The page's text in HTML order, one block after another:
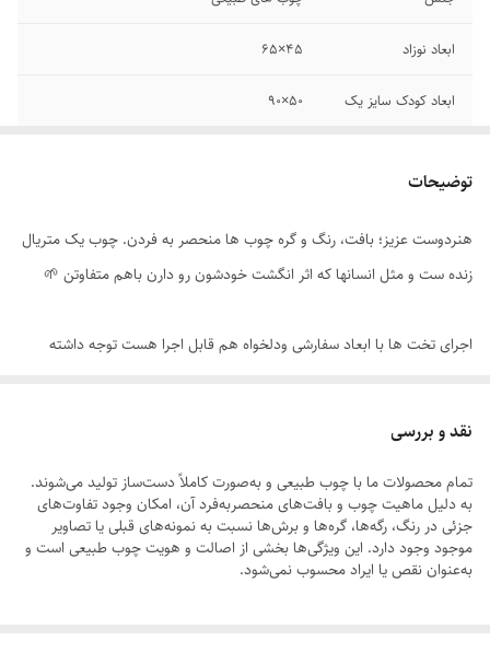
ابعاد نوزاد 45×۶۵
ابعاد کودک سایز یک ۵۰×۹۰
توضیحات
هنردوست عزیز؛ بافت، رنگ و گره چوب ها منحصر به فردن. چوب یک متریال
زنده ست و مثل انسانها که اثر انگشت خودشون رو دارن باهم متفاوتن 🌱
اجرای تخت ها با ابعاد سفارشی ودلخواه هم قابل اجرا هست توجه داشته
پشتیبانی واتس اپ هماهنگ‌ کنید تا راهنمایی دقیق در انتخاب شود ابعاد
سفارشی قابل مرجوع نمی‌باشد
تخت ها به صورت مونتاژی ارسال میشه که هم درحمل اسیب نبیند هم هزینه
نقد و بررسی
تمام محصولات ما با چوب طبیعی و به‌صورت کاملاً دست‌ساز تولید می‌شوند.
به دلیل ماهیت چوب و بافت‌های منحصر‌به‌فرد آن، امکان وجود تفاوت‌های
جزئی در رنگ، رگه‌ها، گره‌ها و برش‌ها نسبت به نمونه‌های قبلی یا تصاویر
موجود وجود دارد. این ویژگی‌ها بخشی از اصالت و هویت چوب طبیعی است و
به‌عنوان نقص یا ایراد محسوب نمی‌شود.